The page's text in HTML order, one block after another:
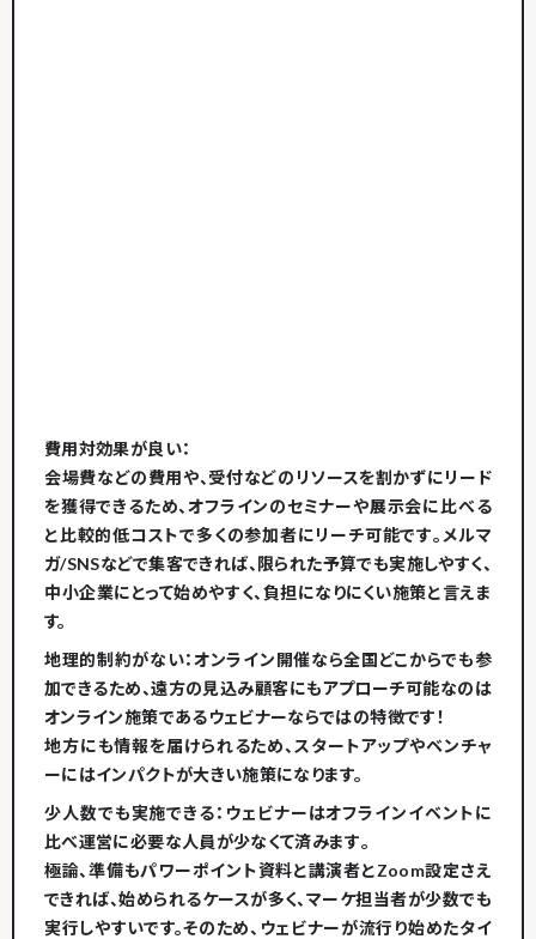
費用対効果が良い：
会場費などの費用や、受付などのリソースを割かずにリード
を獲得できるため、オフラインのセミナーや展示会に比べる
と比較的低コストで多くの参加者にリーチ可能です​。メルマ
ガ/SNSなどで集客できれば、限られた予算でも実施しやすく、
中小企業にとって始めやすく、負担になりにくい施策と言えま
す。
地理的制約がない：オンライン開催なら全国どこからでも参
加できるため、遠方の見込み顧客にもアプローチ可能なのは
オンライン施策であるウェビナーならではの特徴です！
地方にも情報を届けられるため、スタートアップやベンチャ
ーにはインパクトが大きい施策になります。
少人数でも実施できる：ウェビナーはオフラインイベントに
比べ運営に必要な人員が少なくて済みます​。
極論、準備もパワーポイント資料と講演者とZoom設定さえ
できれば、始められるケースが多く、マーケ担当者が少数でも
実行しやすいです。そのため、ウェビナーが流行り始めたタイ